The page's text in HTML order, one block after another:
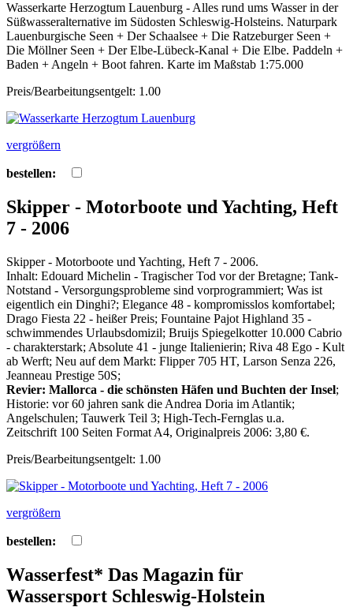
Wasserkarte Herzogtum Lauenburg - Alles rund ums Wasser in der
Süßwasseralternative im Südosten Schleswig-Holsteins. Naturpark
Lauenburgische Seen + Der Schaalsee + Die Ratzeburger Seen +
Die Möllner Seen + Der Elbe-Lübeck-Kanal + Die Elbe. Paddeln +
Baden + Angeln + Boot fahren. Karte im Maßstab 1:75.000
Preis/Bearbeitungsentgelt: 1.00
vergrößern
bestellen:
Skipper - Motorboote und Yachting, Heft
7 - 2006
Skipper - Motorboote und Yachting, Heft 7 - 2006.
Inhalt: Edouard Michelin - Tragischer Tod vor der Bretagne; Tank-
Notstand - Versorgungsprobleme sind vorprogrammiert; Was ist
eigentlich ein Dinghi?; Elegance 48 - kompromisslos komfortabel;
Drago Fiesta 22 - heißer Preis; Fountaine Pajot Highland 35 -
schwimmendes Urlaubsdomizil; Bruijs Spiegelkotter 10.000 Cabrio
- charakterstark; Absolute 41 - junge Italienierin; Riva 48 Ego - Kult
ab Werft; Neu auf dem Markt: Flipper 705 HT, Larson Senza 226,
Jeanneau Prestige 50S;
Revier: Mallorca - die schönsten Häfen und Buchten der Insel;
Historie: vor 60 jahren sank die Andrea Doria im Atlantik;
Angelschulen; Tauwerk Teil 3; High-Tech-Fernglas u.a.
Zeitschrift 100 Seiten Format A4, Originalpreis 2006: 3,80 €.
Preis/Bearbeitungsentgelt: 1.00
vergrößern
bestellen:
Wasserfest* Das Magazin für
Wassersport Schleswig-Holstein